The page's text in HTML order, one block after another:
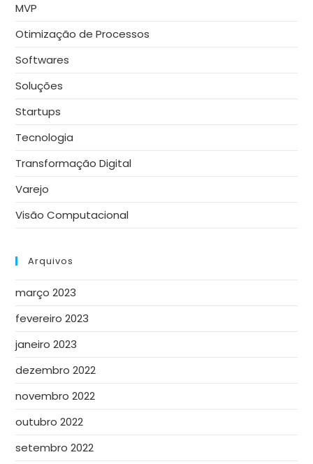
MVP
Otimização de Processos
Softwares
Soluções
Startups
Tecnologia
Transformação Digital
Varejo
Visão Computacional
Arquivos
março 2023
fevereiro 2023
janeiro 2023
dezembro 2022
novembro 2022
outubro 2022
setembro 2022